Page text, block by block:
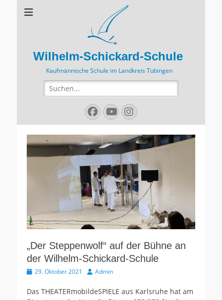
Wilhelm-Schickard-Schule
Kaufmännische Schule im Landkreis Tübingen
Suchen
nach:
Facebook
YouTube
Instagram
„Der Steppenwolf“ auf der Bühne an
der Wilhelm-Schickard-Schule
Veröffentlicht
29. Oktober 2021 AutorAdmin
Das THEATERmobildeSPIELE aus Karlsruhe hat am